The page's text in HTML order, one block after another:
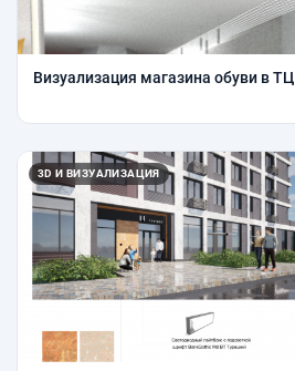
Визуализация магазина обуви в ТЦ
3D И ВИЗУАЛИЗАЦИЯ